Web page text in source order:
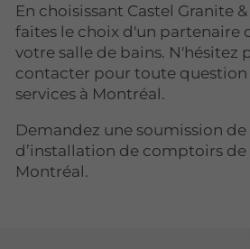
En choisissant Castel Granite
faites le choix d'un partenaire
votre salle de bains. N'hésitez
contacter pour toute
services à Montréal.
Demandez une soumission
d’installation de comptoirs de
Montréal.